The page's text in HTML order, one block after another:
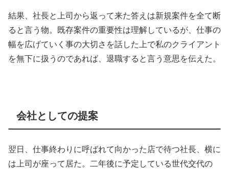
結果、社長と上司から返って来た答えは新規案件を全て断
ると言う物。既存案件の重要性は理解しているが、仕事の
幅を広げていく事の大切さを話した上で私のクライアント
を無下に扱うのであれば、退職すると言う意思を伝えた。
会社としての提案
翌日、仕事終わりに呼ばれて向かった店で待つ社長、横に
は上司が座って居た。二年後に予定している世代交代の